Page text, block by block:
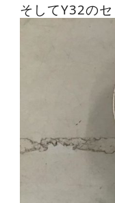
そしてY32の